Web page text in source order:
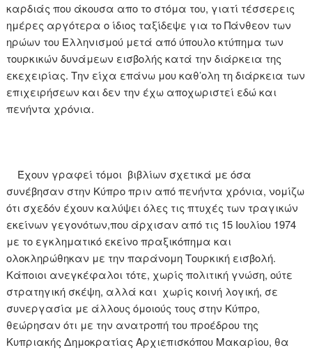
καρδιάς που άκουσα απο το στόμα του, γιατί τέσσερεις
ημέρες αργότερα ο ίδιος ταξίδεψε για το Πάνθεον των
ηρώων του Ελληνισμού μετά από ύπουλο κτύπημα των
τουρκικών δυνάμεων εισβολής κατά την διάρκεια της
εκεχειρίας. Την είχα επάνω μου καθ’ολη τη διάρκεια των
επιχειρήσεων και δεν την έχω αποχωριστεί εδώ και
πενήντα χρόνια.
Έχουν γραφεί τόμοι βιβλίων σχετικά με όσα
συνέβησαν στην Κύπρο πριν από πενήντα χρόνια, νομίζω
ότι σχεδόν έχουν καλύψει όλες τις πτυχές των τραγικών
εκείνων γεγονότων,που άρχισαν από τις 15 Ιουλίου 1974
με το εγκληματικό εκείνο πραξικόπημα και
ολοκληρώθηκαν με την παράνομη Τουρκική εισβολή.
Κάποιοι ανεγκέφαλοι τότε, χωρίς πολιτική γνώση, ούτε
στρατηγική σκέψη, αλλά και χωρίς κοινή λογική, σε
συνεργασία με άλλους όμοιούς τους στην Κύπρο,
θεώρησαν ότι με την ανατροπή του προέδρου της
Κυπριακής Δημοκρατίας Αρχιεπισκόπου Μακαρίου, θα